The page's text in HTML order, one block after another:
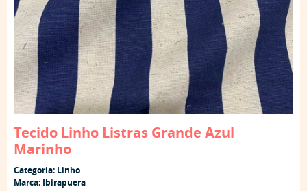
Tecido Linho Listras Grande Azul
Marinho
Categoria: Linho
Marca: Ibirapuera